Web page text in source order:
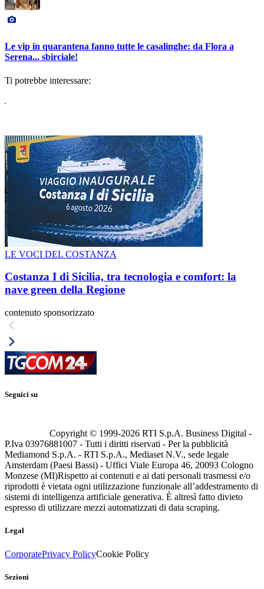
Le vip in quarantena fanno tutte le casalinghe: da Flora a
Serena... sbirciale!
Ti potrebbe interessare:
LE VOCI DEL COSTANZA
Costanza I di Sicilia, tra tecnologia e comfort: la
nave green della Regione
contenuto sponsorizzato
Seguici su
Copyright © 1999-2026 RTI S.p.A. Business Digital -
P.Iva 03976881007 - Tutti i diritti riservati - Per la pubblicità
Mediamond S.p.A. - RTI S.p.A., Mediaset N.V., sede legale
Amsterdam (Paesi Bassi) - Uffici Viale Europa 46, 20093 Cologno
Monzese (MI)Rispetto ai contenuti e ai dati personali trasmessi e/o
riprodotti è vietata ogni utilizzazione funzionale all’addestramento di
sistemi di intelligenza artificiale generativa. È altresì fatto divieto
espresso di utilizzare mezzi automatizzati di data scraping.
Legal
CorporatePrivacy PolicyCookie Policy
Sezioni